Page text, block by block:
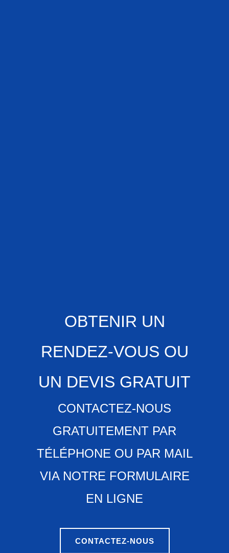
OBTENIR UN
RENDEZ-VOUS OU
UN DEVIS GRATUIT
CONTACTEZ-NOUS
GRATUITEMENT PAR
TÉLÉPHONE OU PAR MAIL
VIA NOTRE FORMULAIRE
EN LIGNE
CONTACTEZ-NOUS